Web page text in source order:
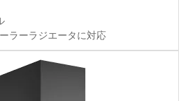
ラーラジエータに対応